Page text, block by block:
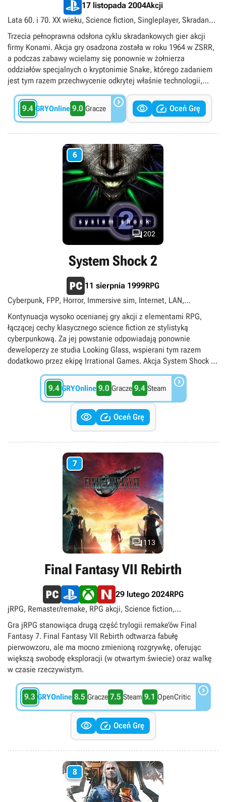
17 listopada 2004Akcji
Lata 60. i 70. XX wieku, Science fiction, Singleplayer, Skradanki,
TPP, TPS, Tytuły ekskluzywne PlayStation, Zimna wojna
Trzecia pełnoprawna odsłona cyklu skradankowych gier akcji
firmy Konami. Akcja gry osadzona została w roku 1964 w ZSRR,
a podczas zabawy wcielamy się ponownie w żołnierza
oddziałów specjalnych o kryptonimie Snake, którego zadaniem
jest tym razem przechwycenie odkrytej właśnie technologii,
Gear Solid 3: Snake Eater po raz pierwszy w historii cyklu
przenosi akcję z terenów industrialnych do dżungli, co
zaowocowało m.in. zupełnie nowym wachlarzem ruchów
naszego bohatera, który walczy teraz nie tylko z ludźmi, ale
także ze zwierzętami. Twórcy zaimplementowali też nowy
system walki wręcz oraz usprawniony model poruszania się z
przeciwnikiem wykorzystywanym w formie żywej tarczy. W
warstwie fabularnej znalazło się zaś sporo odniesień do
poprzednich części, wyjaśniających nurtujące fanów fakty z
9.4 GRYOnline 9.0 Gracze    Oceń Grę
6
202
System Shock 2
11 sierpnia 1999RPG
Cyberpunk, FPP, Horror, Immersive sim, Internet, LAN,
Multiplayer, RPG akcji, Science fiction, Singleplayer
Kontynuacja wysoko ocenianej gry akcji z elementami RPG,
łączącej cechy klasycznego science fiction ze stylistyką
cyberpunkową. Za jej powstanie odpowiadają ponownie
deweloperzy ze studia Looking Glass, wspierani tym razem
dodatkowo przez ekipę Irrational Games. Akcja System Shock 2
organizacja UNN stara się ograniczać wpływy megakorporacji,
wykorzystując w tym celu nowoczesny statek kosmiczny Von
Braun. Gracze wcielają się w postać ochotnika, który podczas
pierwszego lotu jednostki budzi się z hibernacji i odkrywa, że
cała załoga statku zginęła, a na pokładzie pojawiły się groźne
akcji, gry przygodowej oraz RPG uzupełniono tym razem
elementami survival horroru. Rozbudowaniu uległ też system
rozwoju postaci, która może reprezentować jedną z trzech klas
o odmiennych umiejętnościach początkowych.
9.4 GRYOnline 9.0 Gracze 9.4 Steam 
  Oceń Grę
7
113
Final Fantasy VII Rebirth
29 lutego 2024RPG
jRPG, Remaster/remake, RPG akcji, Science fiction,
Singleplayer, TPP, Urban fantasy, Xbox Play Anywhere,
singleplayer
Gra jRPG stanowiąca drugą część trylogii remake’ów Final
Fantasy 7. Final Fantasy VII Rebirth odtwarza fabułę
pierwowzoru, ale ma mocno zmienioną rozgrywkę, oferując
większą swobodę eksploracji (w otwartym świecie) oraz walkę
w czasie rzeczywistym.
9.3 GRYOnline 8.5 Gracze 7.5 Steam 9.1 OpenCritic 
  Oceń Grę
8